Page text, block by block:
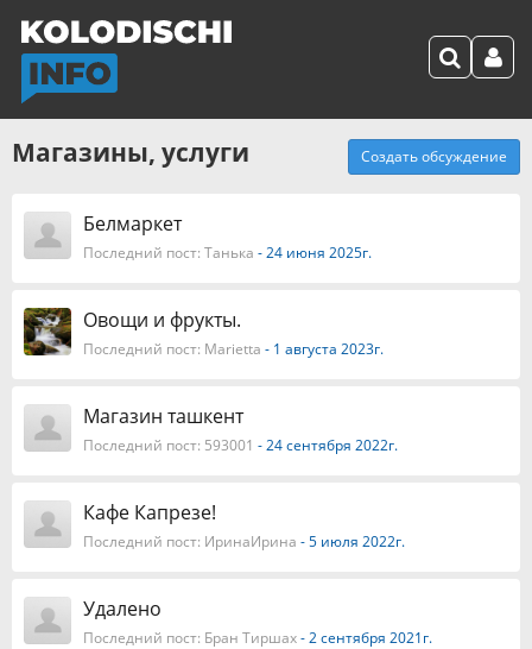
Магазины, услуги Создать обсуждение
Белмаркет
Последний пост: Танька - 24 июня 2025г.
Овощи и фрукты.
Последний пост: Marietta - 1 августа 2023г.
Магазин ташкент
Последний пост: 593001 - 24 сентября 2022г.
Кафе Капрезе!
Последний пост: ИринаИрина - 5 июля 2022г.
Удалено
Последний пост: Бран Тиршах- 2 сентября 2021г.